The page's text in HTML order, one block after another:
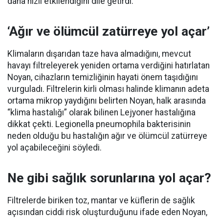
‘Ağır ve ölümcül zatürreye yol açar’
Klimaların dışarıdan taze hava almadığını, mevcut
havayı filtreleyerek yeniden ortama verdiğini hatırlatan
Noyan, cihazların temizliğinin hayati önem taşıdığını
vurguladı. Filtrelerin kirli olması halinde klimanın adeta
ortama mikrop yaydığını belirten Noyan, halk arasında
“klima hastalığı” olarak bilinen Lejyoner hastalığına
dikkat çekti. Legionella pneumophila bakterisinin
neden olduğu bu hastalığın ağır ve ölümcül zatürreye
yol açabileceğini söyledi.
Ne gibi sağlık sorunlarına yol açar?
Filtrelerde biriken toz, mantar ve küflerin de sağlık
açısından ciddi risk oluşturduğunu ifade eden Noyan,